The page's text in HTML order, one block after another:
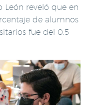
León reveló que en
de alumnos
fue del 0.5